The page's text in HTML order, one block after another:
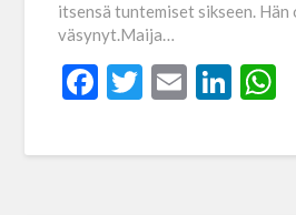
itsensä tuntemiset sikseen.
väsynyt.Maija…
Facebook
Twitter
Email